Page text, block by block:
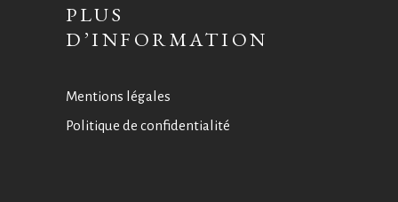
PLUS
D’INFORMATION
Mentions légales
Politique de confidentialité